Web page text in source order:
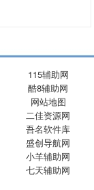
115辅助网
酷8辅助网
网站地图
二佳资源网
吾名软件库
盛创导航网
小羊辅助网
七天辅助网